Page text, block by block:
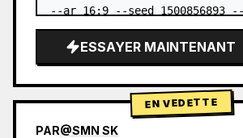
--ar 16:9 --seed 1500856893
ESSAYER MAINTENANT
EN VEDETTE
PAR@SMN SK